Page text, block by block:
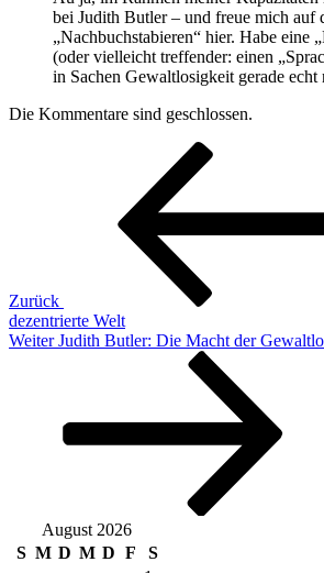
bei Judith Butler – und freue mich auf
„Nachbuchstabieren“ hier. Habe eine
(oder vielleicht treffender: einen
in Sachen Gewaltlosigkeit gerade echt
Die Kommentare sind geschlossen.
Beitragsnavigation
Zurück
dezentrierte Welt
Nächster
Weiter Judith Butler: Die Macht der
August 2026
S M D M D F
S